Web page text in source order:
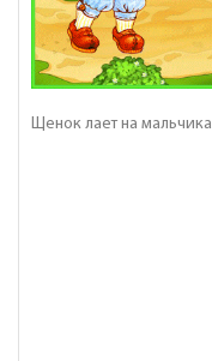
Щенок лает на мальчика